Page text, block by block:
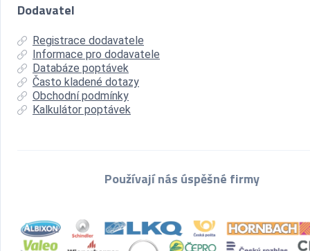
Dodavatel
Registrace dodavatele
Informace pro dodavatele
Databáze poptávek
Často kladené dotazy
Obchodní podmínky
Kalkulátor poptávek
Používají nás úspěšné firmy